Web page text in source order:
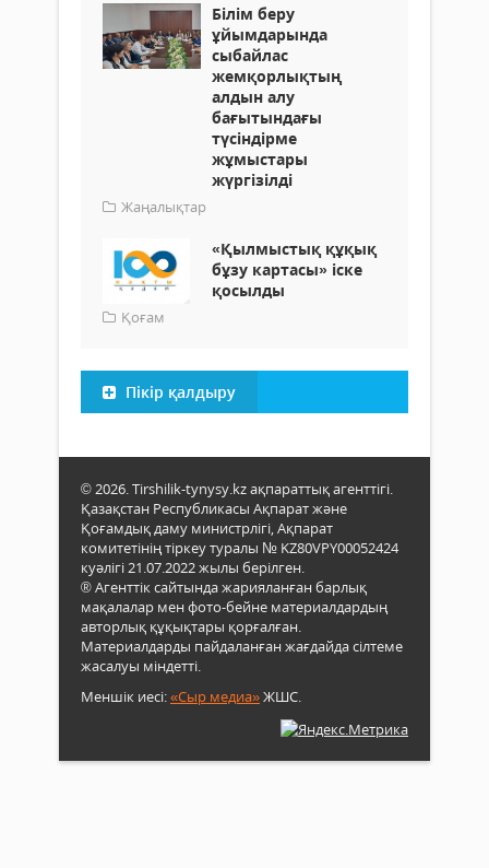
Білім беру
ұйымдарында
сыбайлас
жемқорлықтың
алдын алу
бағытындағы
түсіндірме
жұмыстары
жүргізілді
Жаңалықтар
«Қылмыстық құқық
бұзу картасы» іске
қосылды
Қоғам
Пікір қалдыру
© 2026. Tirshilik-tynysy.kz ақпараттық агенттігі.
Қазақстан Республикасы Ақпарат және
Қоғамдық даму министрлігі, Ақпарат
комитетінің тіркеу туралы № KZ80VPY00052424
куәлігі 21.07.2022 жылы берілген.
® Агенттік сайтында жарияланған барлық
мақалалар мен фото-бейне материалдардың
авторлық құқықтары қорғалған.
Материалдарды пайдаланған жағдайда сілтеме
жасалуы міндетті.
Меншік иесі:«Сыр медиа»ЖШС.